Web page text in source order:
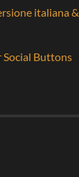
italiana &
Social Buttons